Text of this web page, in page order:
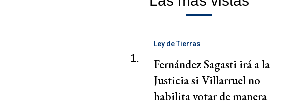
1.
Ley de Tierras
Fernández Sagasti irá a la
Justicia si Villarruel no
habilita votar de manera